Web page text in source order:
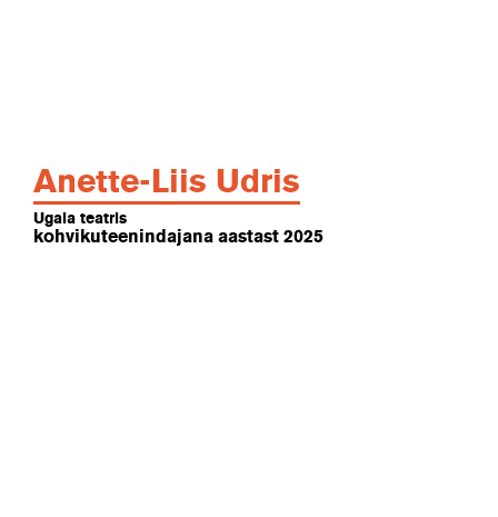
Anette-Liis Udris
Ugala teatris
kohvikuteenindajana aastast 2025